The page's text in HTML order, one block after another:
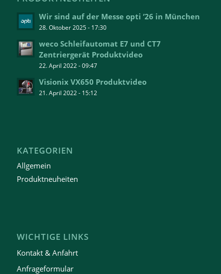
Wir sind auf der Messe opti ’26 in München
28. Oktober 2025 - 17:30
weco Schleifautomat E7 und CT7
Zentriergerät Produktvideo
22. April 2022 - 09:47
Visionix VX650 Produktvideo
21. April 2022 - 15:12
KATEGORIEN
Allgemein
Produktneuheiten
WICHTIGE LINKS
Kontakt & Anfahrt
Anfrageformular